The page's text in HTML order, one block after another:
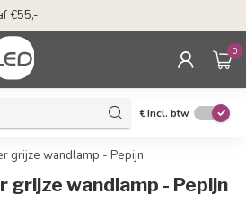
€55,-
0
€Incl. btw
grijze wandlamp - Pepijn
grijze wandlamp - Pepijn